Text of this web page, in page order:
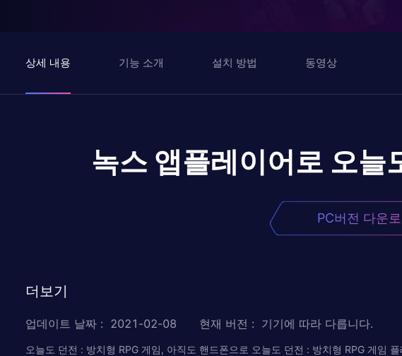
상세 내용 기능 소개 설치 방법 동영상
녹스 앱플레이어로 오늘
PC버전 다운
더보기
업데이트 날짜 : 2021-02-08 현재 버전 : 기기에 따라 다릅니다.
오늘도 던전 : 방치형 RPG 게임, 아직도 핸드폰으로 오늘도 던전 : 방치형 RPG 게임